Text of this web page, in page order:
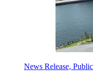
News Release,